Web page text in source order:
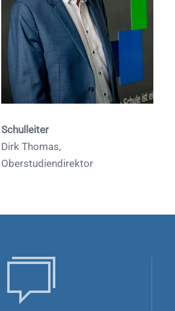
Schulleiter
Dirk Thomas,
Oberstudiendirektor